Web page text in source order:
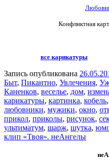
Конфликтная
все карикатуры
Запись опубликована
Быт, Пикантно, Увлечения,
Каненков, веселье, дом,
карикатуры, картинка, кобель,
любовники, мужики, окно,
прикол, приколы, рисунок,
ультиматум, шарж, шутка,
клип «Твоя». неАнгелы